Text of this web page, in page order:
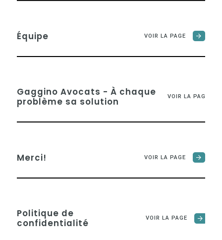
Équipe VOIR LA PAGE
Gaggino Avocats - À chaque
problème sa solution
VOIR LA PAGE
Merci! VOIR LA PAGE
Politique de
confidentialité
VOIR LA PAGE